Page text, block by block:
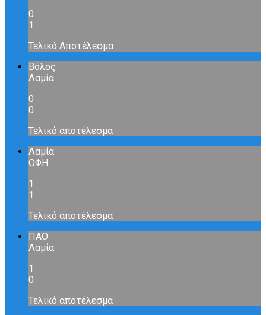
0
1
Τελικό Αποτέλεσμα
Βόλος
Λαμία
0
0
Τελικό αποτέλεσμα
Λαμία
ΟΦΗ
1
1
Τελικό αποτέλεσμα
ΠΑΟ
Λαμία
1
0
Τελικό αποτέλεσμα